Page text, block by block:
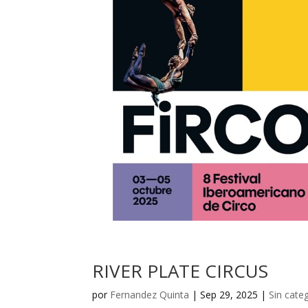
RIVER PLATE CIRCUS
por Fernandez Quinta |Sep 29, 2025 | Sin